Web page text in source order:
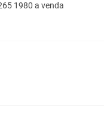
1980 a venda